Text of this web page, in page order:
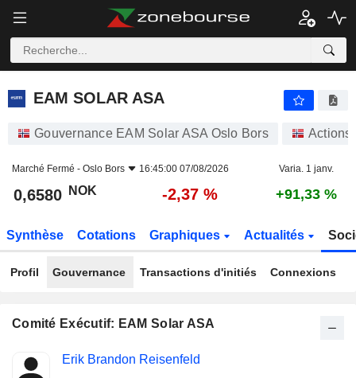
EAM SOLAR ASA
EAM SOLAR ASA
Gouvernance EAM Solar ASA Oslo Bors Actions
Marché Fermé - Oslo Bors 16:45:00 07/08/2026 Varia. 1 janv.
0,6580 NOK -2,37 % +91,33 %
Synthèse Cotations Graphiques Actualités
Profil Gouvernance Transactions d'initiés Connexions
Comité Exécutif: EAM Solar ASA
Dirigeant
Fonctions
Erik Brandon Reisenfeld